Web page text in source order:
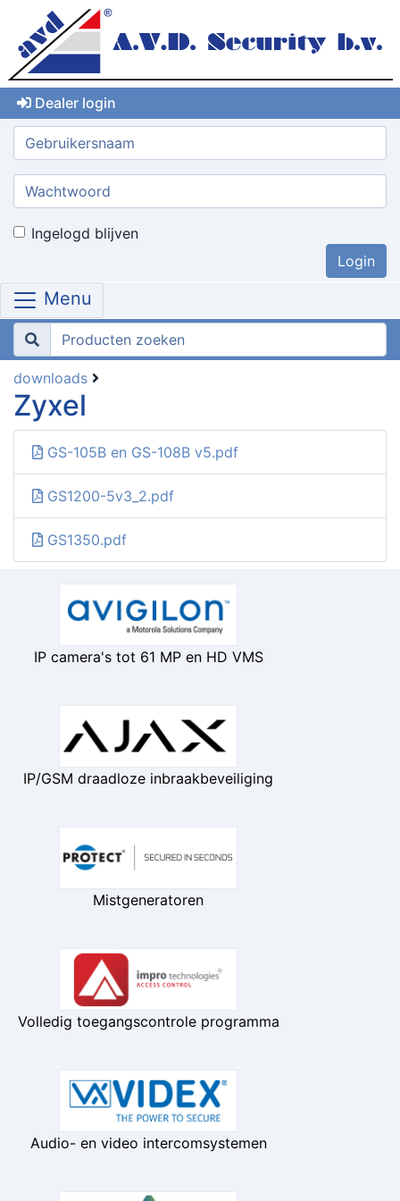
Dealer login
Gebruikersnaam:
Wachtwoord:
Ingelogd blijven
Menu
downloads
Zyxel
GS-105B en GS-108B v5.pdf
GS1200-5v3_2.pdf
GS1350.pdf
IP camera's tot 61 MP en HD VMS
IP/GSM draadloze inbraakbeveiliging
Mistgeneratoren
Volledig toegangscontrole programma
Audio- en video intercomsystemen